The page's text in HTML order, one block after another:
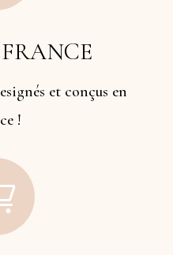
et conçus en
!